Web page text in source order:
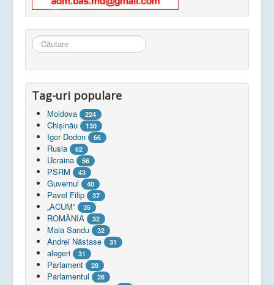
Căutare
...
Tag-uri populare
Moldova 224
Chişinău 130
Igor Dodon 66
Rusia 62
Ucraina 56
PSRM 43
Guvernul 40
Pavel Filip 37
„ACUM” 35
ROMÂNIA 32
Maia Sandu 32
Andrei Năstase 31
alegeri 31
Parlament 28
Parlamentul 26